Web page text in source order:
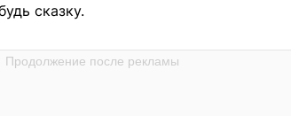
сказку.